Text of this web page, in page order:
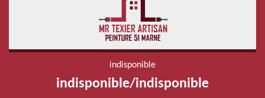
indisponible
indisponible/indisponible